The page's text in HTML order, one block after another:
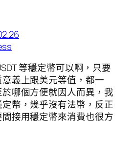
等穩定幣可以啊，只要
義上跟美元等值，都一
哪個方便就因人而異，我
幣，幾乎沒有法幣，反正
接用穩定幣來消費也很方